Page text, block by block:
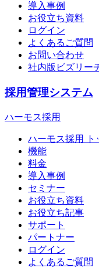
導入事例
お役立ち資料
ログイン
よくあるご質問
お問い合わせ
社内版ビズリー
採用管理システム
ハーモス採用
ハーモス採用 ト
機能
料金
導入事例
セミナー
お役立ち資料
お役立ち記事
サポート
パートナー
ログイン
よくあるご質問